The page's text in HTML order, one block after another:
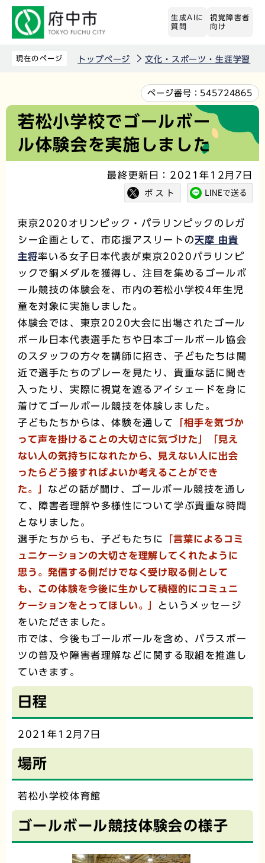
先
生成AIに
質問
視覚障害者
向け
現在のページ トップページ 文化・スポーツ・生涯学習
文
か
ページ番号： 545724865
若松小学校でゴールボー
ル体験会を実施しました
最終更新日：2021年12月7日
東京2020オリンピック・パラリンピックのレガ
シー企画として、市応援アスリートの天摩 由貴
主将率いる女子日本代表が東京2020パラリンピ
ックで銅メダルを獲得し、注目を集めるゴールボ
ール競技の体験会を、市内の若松小学校4年生児
童を対象に実施しました。
体験会では、東京2020大会に出場されたゴール
ボール日本代表選手たちや日本ゴールボール協会
のスタッフの方々を講師に招き、子どもたちは間
近で選手たちのプレーを見たり、貴重な話に聞き
入ったり、実際に視覚を遮るアイシェードを身に
着けてゴールボール競技を体験しました。
子どもたちからは、体験を通して
「相手を気づか
って声を掛けることの大切さに気づけた」「見え
ない人の気持ちになれたから、見えない人に出会
ったらどう接すればよいか考えることができ
た。」 などの話が聞け、ゴールボール競技を通し
て、障害者理解や多様性について学ぶ貴重な時間
となりました。
選手たちからも、子どもたちに
「言葉によるコミ
ュニケーションの大切さを理解してくれたように
思う。発信する側だけでなく受け取る側として
も、この体験を今後に生かして積極的にコミュニ
ケーションをとってほしい。」 というメッセージ
をいただきました。
市では、今後もゴールボールを含め、パラスポー
ツの普及や障害者理解などに関する取組を推進し
ていきます。
日程
2021年12月7日
場所
若松小学校体育館
ゴールボール競技体験会の様子